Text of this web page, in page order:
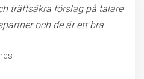
träffsäkra förslag på talare
och de är ett bra